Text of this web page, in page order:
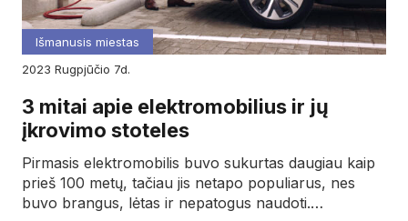
Išmanusis miestas
2023
rugpjūčio 7d.
3 mitai apie elektromobilius ir jų
įkrovimo stoteles
Pirmasis elektromobilis buvo sukurtas daugiau kaip
prieš 100 metų, tačiau jis netapo populiarus, nes
buvo brangus, lėtas ir nepatogus naudoti.…